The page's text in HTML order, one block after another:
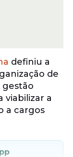
definiu a
de
gestão
viabilizar a
a cargos